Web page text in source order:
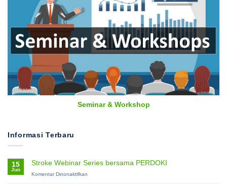
Seminar & Workshop
Informasi Terbaru
15
Jun
Stroke Webinar Series bersama PERDOKI
Komentar Dinonaktifkan